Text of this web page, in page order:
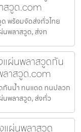
สวูด.com
พร้อมจัดส่งทั่วไทย
นพลาสวูด, ส่งท
ผ่นพลาสวูดกัน
าสวูด.com
กันน้ำ ทนแดด ทนปลวก
นพลาสวูด, ส่งทั่ว
แผ่นพลาสวูด